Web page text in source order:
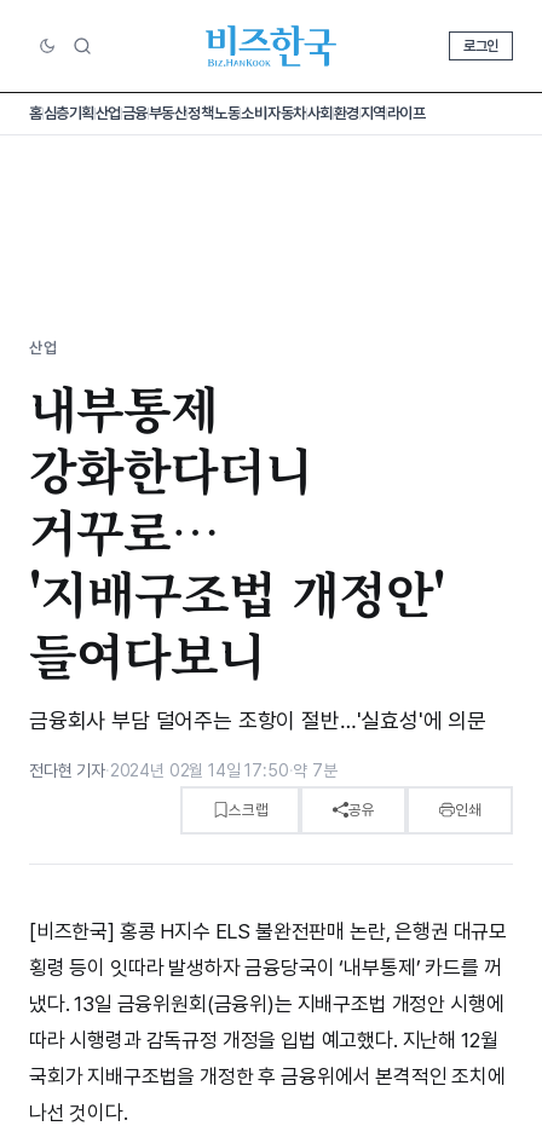
로그인
홈심층기획산업금융부동산정책노동소비 자동차사회환경지역라이프
산업
내부통제
강화한다더니
거꾸로…
'지배구조법 개정안'
들여다보니
금융회사 부담 덜어주는 조항이 절반…'실효성'에 의문
전다현 기자·2024년 02월 14일 17:50·약 7분
스크랩 공유 인쇄
[비즈한국] 홍콩 H지수 ELS 불완전판매 논란, 은행권 대규모
횡령 등이 잇따라 발생하자 금융당국이 ‘내부통제’ 카드를 꺼
냈다. 13일 금융위원회(금융위)는 지배구조법 개정안 시행에
따라 시행령과 감독규정 개정을 입법 예고했다. 지난해 12월
국회가 지배구조법을 개정한 후 금융위에서 본격적인 조치에
나선 것이다.